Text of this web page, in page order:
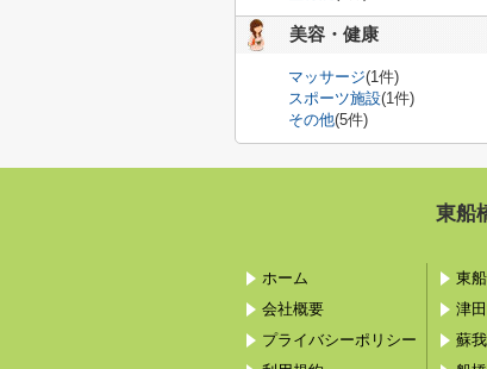
美容・健康
マッサージ(1件)
スポーツ施設(1件)
その他(5件)
東船
ホーム
会社概要
プライバシーポリシー
東
津
蘇